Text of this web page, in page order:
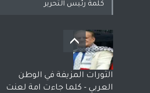
بعد معارك قضائية طاحنة كتب
وترافع فيها بنفسه مرة اخرى..
الشيخ طارق يوسف يقهر
الحكومة الأمريكية ، فأعطوه
الجنسية عن يد وهم صاغرون،
كلمة رئيس التحرير
الثورات المزيفة في الوطن
العربي - كلما جاءت امة لعنت